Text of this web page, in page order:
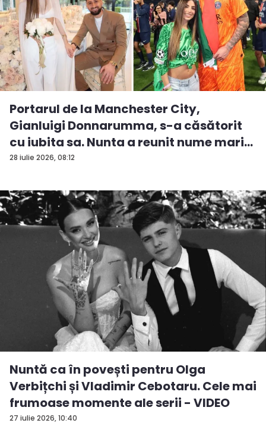
28 iulie 2026, 08:12
Portarul de la Manchester City,
Gianluigi Donnarumma, s-a căsătorit
cu iubita sa. Nunta a reunit nume mari...
27 iulie 2026, 10:40
Nuntă ca în povești pentru Olga
Verbițchi și Vladimir Cebotaru. Cele mai
frumoase momente ale serii - VIDEO